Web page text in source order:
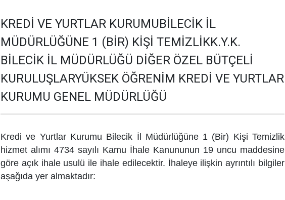
KREDİ VE YURTLAR KURUMUBİLECİK İL
MÜDÜRLÜĞÜNE 1 (BİR) KİŞİ TEMİZLİKK.Y.K.
BİLECİK İL MÜDÜRLÜĞÜ DİĞER ÖZEL BÜTÇELİ
KURULUŞLARYÜKSEK ÖĞRENİM KREDİ VE YURTLAR
KURUMU GENEL MÜDÜRLÜĞÜ
Kredi ve Yurtlar Kurumu Bilecik İl Müdürlüğüne 1 (Bir) Kişi Temizlik
hizmet alımı 4734 sayılı Kamu İhale Kanununun 19 uncu maddesine
göre açık ihale usulü ile ihale edilecektir. İhaleye ilişkin ayrıntılı bilgiler
aşağıda yer almaktadır: